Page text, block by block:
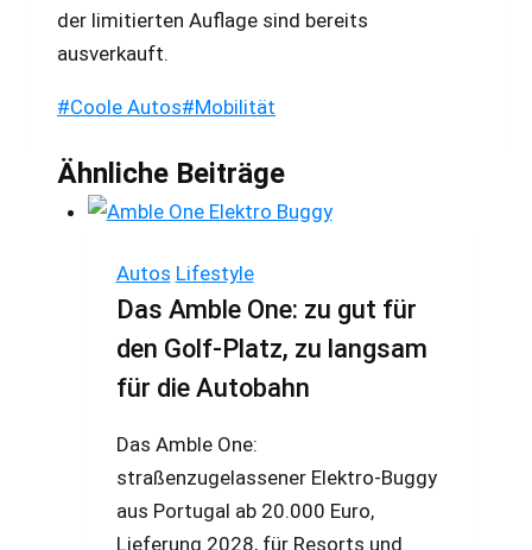
der limitierten Auflage sind bereits
ausverkauft.
Schlagworte:
#Coole Autos#Mobilität
Ähnliche Beiträge
Autos Lifestyle
Das Amble One: zu gut für
den Golf-Platz, zu langsam
für die Autobahn
Das Amble One:
straßenzugelassener Elektro-Buggy
aus Portugal ab 20.000 Euro,
Lieferung 2028, für Resorts und